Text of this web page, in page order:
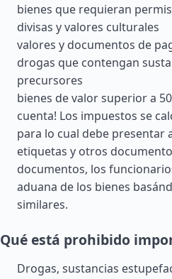
bienes que requieran
divisas y valores culturales
valores y documentos de
drogas que contengan
precursores
bienes de valor superior a
cuenta! Los impuestos se
para lo cual debe presentar
etiquetas y otros
documentos, los
aduana de los bienes
similares.
Qué está prohibido
Drogas, sustancias